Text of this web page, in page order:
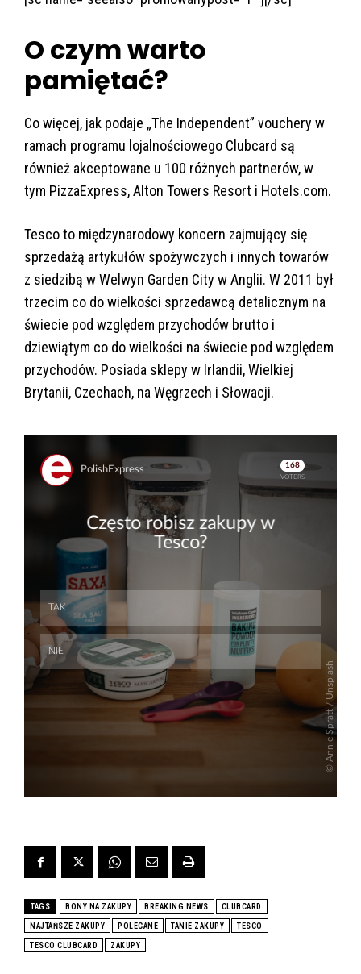
O czym warto
pamiętać?
Co więcej, jak podaje „The Independent” vouchery w
ramach programu lojalnościowego Clubcard są
również akceptowane u 100 różnych partnerów, w
tym PizzaExpress, Alton Towers Resort i Hotels.com.
Tesco to międzynarodowy koncern zajmujący się
sprzedażą artykułów spożywczych i innych towarów
z siedzibą w Welwyn Garden City w Anglii. W 2011 był
trzecim co do wielkości sprzedawcą detalicznym na
świecie pod względem przychodów brutto i
dziewiątym co do wielkości na świecie pod względem
przychodów. Posiada sklepy w Irlandii, Wielkiej
Brytanii, Czechach, na Węgrzech i Słowacji.
TAGS BONY NA ZAKUPY BREAKING NEWS CLUBCARD
NAJTAŃSZE ZAKUPY POLECANE TANIE ZAKUPY TESCO
TESCO CLUBCARD ZAKUPY